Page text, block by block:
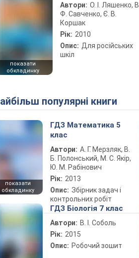
показати
обкладинку
Автори: О. І. Ляшенко, В.
Ф. Савченко, Є. В.
Коршак
Рік: 2010
Опис: Для російських
шкіл
Найбільш популярні книги
показати
обкладинку
ГДЗ Математика 5
клас
Автори: А. Г. Мерзляк, В.
Б. Полонський, М. С. Якір,
Ю. М. Рабінович
Рік: 2013
Опис: Збірник задач і
контрольних робіт
ГДЗ Біологія 7 клас
Автори: В. І. Соболь
Рік: 2015
Опис: Робочий зошит